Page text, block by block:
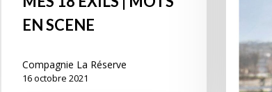
EN SCENE
Compagnie La Réserve
16 octobre 2021